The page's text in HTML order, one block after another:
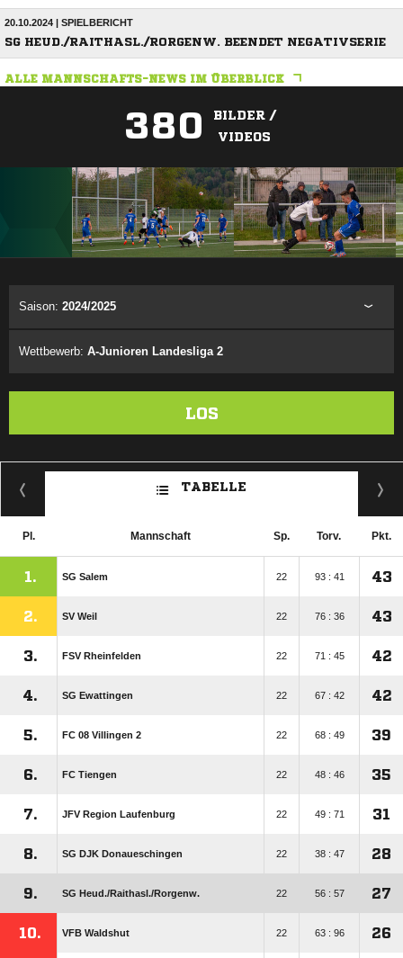
20.10.2024 | SPIELBERICHT
SG HEUD./RAITHASL./RORGENW. BEENDET NEGATIVSERIE
ALLE MANNSCHAFTS-NEWS IM ÜBERBLICK
380
BILDER /
VIDEOS
Saison: 2024/2025
Wettbewerb: A-Junioren Landesliga 2
LOS
TABELLE
Pl. Mannschaft Sp. Torv. Pkt.
1. SG Salem 22 93 : 41 43
2. SV Weil 22 76 : 36 43
3. FSV Rheinfelden 22 71 : 45 42
4. SG Ewattingen 22 67 : 42 42
5. FC 08 Villingen 2 22 68 : 49 39
6. FC Tiengen 22 48 : 46 35
7. JFV Region Laufenburg 22 49 : 71 31
8. SG DJK Donaueschingen 22 38 : 47 28
9. SG Heud./​Raithasl./​Rorgenw. 22 56 : 57 27
10. VFB Waldshut 22 63 : 96 26